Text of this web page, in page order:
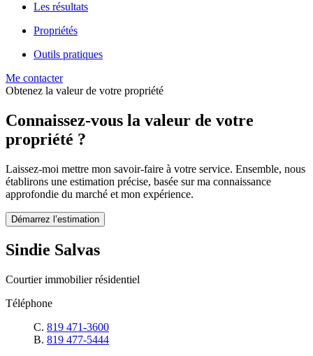
Les résultats
Propriétés
Outils pratiques
Me contacter
Obtenez la valeur de votre propriété
Connaissez-vous la valeur de votre
propriété ?
Laissez-moi mettre mon savoir-faire à votre service. Ensemble, nous
établirons une estimation précise, basée sur ma connaissance
approfondie du marché et mon expérience.
Démarrez l’estimation
Sindie Salvas
Courtier immobilier résidentiel
Téléphone
C. 819 471-3600
B. 819 477-5444